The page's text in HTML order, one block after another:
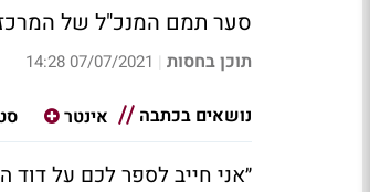
סער תמם המנכ"ל של
תוכן בחסות |
07/07/2021 14:28
נושאים בכתבה אינטר
״אני חייב לספר לכם על